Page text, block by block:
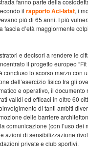
fanno parte della
il rapporto Aci-Istat, i
più di 65 anni. I più
fascia d’età maggiormente
e decisori a rendere le
il progetto europeo
concluso lo scorso marzo con
dell’esercizio fisico tra gli
e operativo, il documento
validi ed efficaci in oltre 60
di tanti ambiti
delle barriere
comunicazione (con l’uso dei
azioni di sensibilizzazione
private e club sportivi.